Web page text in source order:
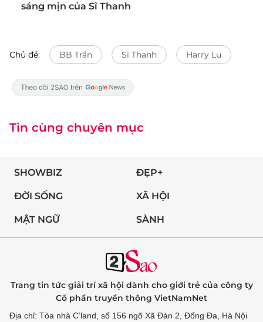
sáng mịn của Sĩ Thanh
Chủ đề: BB Trần Sĩ Thanh Harry Lu
Tin cùng chuyên mục
SHOWBIZ ĐẸP+
ĐỜI SỐNG XÃ HỘI
MẬT NGỮ SÀNH
Trang tin tức giải trí xã hội dành cho giới trẻ của công ty
Cổ phần truyền thông VietNamNet
Địa chỉ: Tòa nhà C’land, số 156 ngõ Xã Đàn 2, Đống Đa, Hà Nội